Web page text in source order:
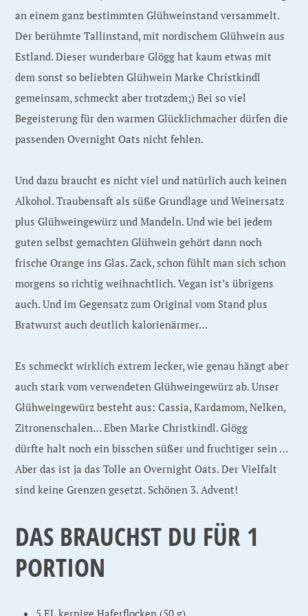
an einem ganz bestimmten Glühweinstand versammelt.
Der berühmte Tallinstand, mit nordischem Glühwein aus
Estland. Dieser wunderbare Glögg hat kaum etwas mit
dem sonst so beliebten Glühwein Marke Christkindl
gemeinsam, schmeckt aber trotzdem;) Bei so viel
Begeisterung für den warmen Glücklichmacher dürfen die
passenden Overnight Oats nicht fehlen.
Und dazu braucht es nicht viel und natürlich auch keinen
Alkohol. Traubensaft als süße Grundlage und Weinersatz
plus Glühweingewürz und Mandeln. Und wie bei jedem
guten selbst gemachten Glühwein gehört dann noch
frische Orange ins Glas. Zack, schon fühlt man sich schon
morgens so richtig weihnachtlich. Vegan ist’s übrigens
auch. Und im Gegensatz zum Original vom Stand plus
Bratwurst auch deutlich kalorienärmer…
Es schmeckt wirklich extrem lecker, wie genau hängt aber
auch stark vom verwendeten Glühweingewürz ab. Unser
Glühweingewürz besteht aus: Cassia, Kardamom, Nelken,
Zitronenschalen… Eben Marke Christkindl. Glögg
dürfte halt noch ein bisschen süßer und fruchtiger sein …
Aber das ist ja das Tolle an Overnight Oats. Der Vielfalt
sind keine Grenzen gesetzt. Schönen 3. Advent!
DAS BRAUCHST DU FÜR 1
PORTION
5 EL kernige Haferflocken (50 g)